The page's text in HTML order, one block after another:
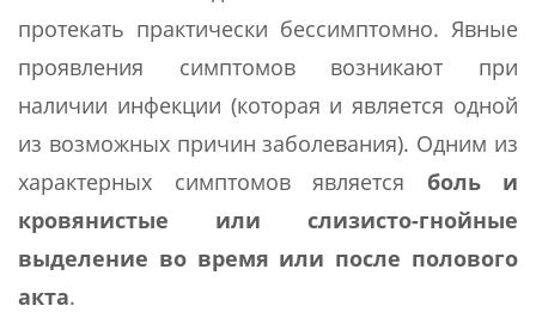
протекать практически бессимптомно. Явные
проявления симптомов возникают при
наличии инфекции (которая и является одной
из возможных причин заболевания). Одним из
характерных симптомов является боль и
кровянистые или слизисто-гнойные
выделение во время или после полового
акта.